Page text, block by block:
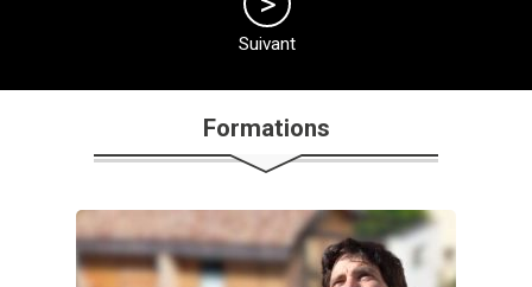
Suivant
Formations